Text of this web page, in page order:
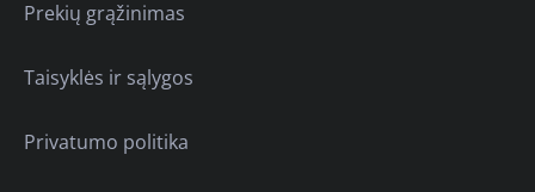
Prekių grąžinimas
Taisyklės ir sąlygos
Privatumo politika